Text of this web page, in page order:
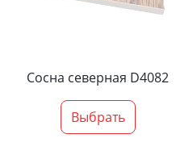
Сосна северная D4082
Выбрать